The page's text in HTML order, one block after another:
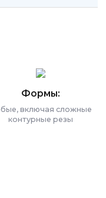
Формы:
включая сложные
контурные резы